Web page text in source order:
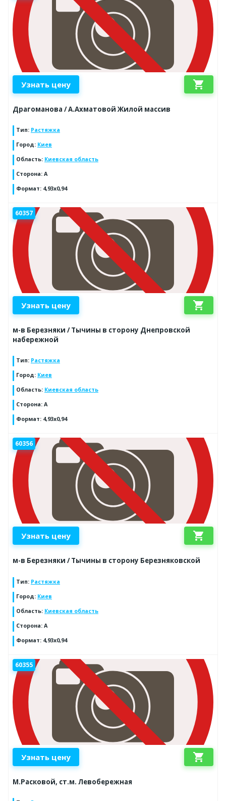
Узнать цену shopping_cart
Драгоманова / А.Ахматовой Жилой массив
Тип: Растяжка
Город: Киев
Область: Киевская область
Сторона: A
Формат: 4,93x0,94
60357
Узнать цену shopping_cart
м-в Березняки / Тычины в сторону Днепровской
набережной
Тип: Растяжка
Город: Киев
Область: Киевская область
Сторона: A
Формат: 4,93x0,94
60356
Узнать цену shopping_cart
м-в Березняки / Тычины в сторону Березняковской
Тип: Растяжка
Город: Киев
Область: Киевская область
Сторона: A
Формат: 4,93x0,94
60355
Узнать цену shopping_cart
М.Расковой, ст.м. Левобережная